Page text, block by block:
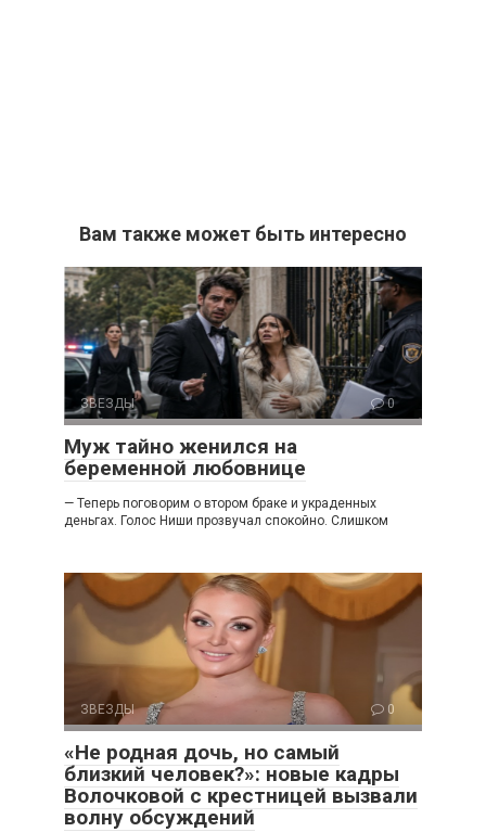
Вам также может быть интересно
ЗВЕЗДЫ 0
Муж тайно женился на
беременной любовнице
— Теперь поговорим о втором браке и украденных
деньгах. Голос Ниши прозвучал спокойно. Слишком
ЗВЕЗДЫ 0
«Не родная дочь, но самый
близкий человек?»: новые кадры
Волочковой с крестницей вызвали
волну обсуждений